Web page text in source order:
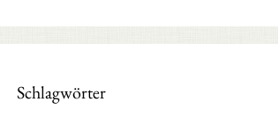
Schlagwörter